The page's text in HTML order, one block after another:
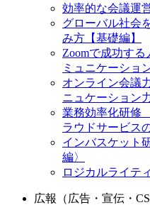
効率的な会議運
グローバル社会
み方【基礎編】
Zoomで成功す
ミュニケーショ
オンライン会議
ニュケーション
業務効率化研修
ラウドサービス
インバスケット
編〉
ロジカルライテ
広報（広告・宣伝・